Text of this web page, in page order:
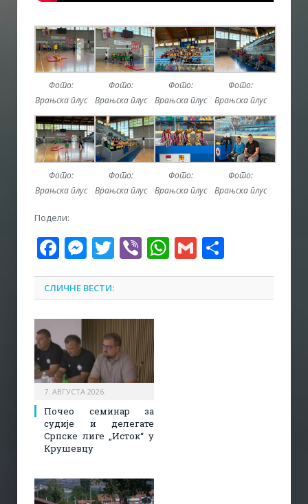
Фото:
Врањска плус
Фото:
Врањска плус
Фото:
Врањска плус
Фото:
Врањска плус
Фото:
Врањска плус
Фото:
Врањска плус
Фото:
Врањска плус
Фото:
Врањска плус
Подели:
Facebook
Messenger
Twitter
ViberWhatsApp
Gmail
СЛИЧНЕ ВЕСТИ:
7. АВГУСТА 2026.
Почео семинар за
судије и делегате
Српске лиге „Исток“ у
Крушевцу